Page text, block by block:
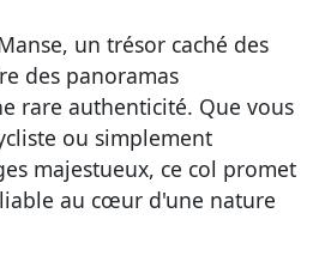
un trésor caché des
des panoramas
rare authenticité. Que vous
ou simplement
majestueux, ce col promet
au cœur d'une nature